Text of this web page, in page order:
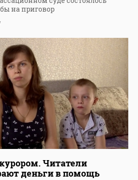
на приговор
Читатели
деньги в помощь